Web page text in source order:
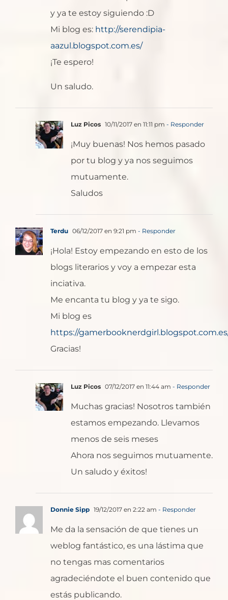
y ya te estoy siguiendo :D
Mi blog es: http://serendipia-
aazul.blogspot.com.es/
¡Te espero!
Un saludo.
Luz Picos 10/11/2017 en 11:11 pm - Responder
¡Muy buenas! Nos hemos pasado
por tu blog y ya nos seguimos
mutuamente.
Saludos
Terdu 06/12/2017 en 9:21 pm - Responder
¡Hola! Estoy empezando en esto de los
blogs literarios y voy a empezar esta
inciativa.
Me encanta tu blog y ya te sigo.
Mi blog es
https://
Gracias!
Luz Picos 07/12/2017 en 11:44 am - Responder
Muchas gracias! Nosotros también
estamos empezando. Llevamos
menos de seis meses
Ahora nos seguimos mutuamente.
Un saludo y éxitos!
Donnie Sipp 19/12/2017 en 2:22 am - Responder
Me da la sensación de que tienes un
weblog fantástico, es una lástima que
no tengas mas comentarios
agradeciéndote el buen contenido que
estás publicando.